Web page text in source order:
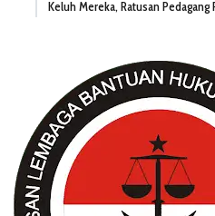
Keluh Mereka, Ratusan